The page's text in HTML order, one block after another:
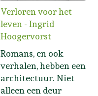
Verloren voor het
leven - Ingrid
Hoogervorst
Romans, en ook
verhalen, hebben een
architectuur. Niet
alleen een deur